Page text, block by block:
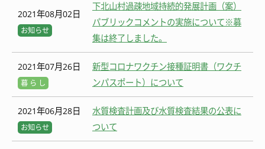
2021年08月02日
お知らせ
下北山村過疎地域持続的発展計画（案）
パブリックコメントの実施について※募
集は終了しました。
2021年07月26日
暮 ら し
新型コロナワクチン接種証明書（ワクチ
ンパスポート）について
2021年06月28日
お知らせ
水質検査計画及び水質検査結果の公表に
ついて